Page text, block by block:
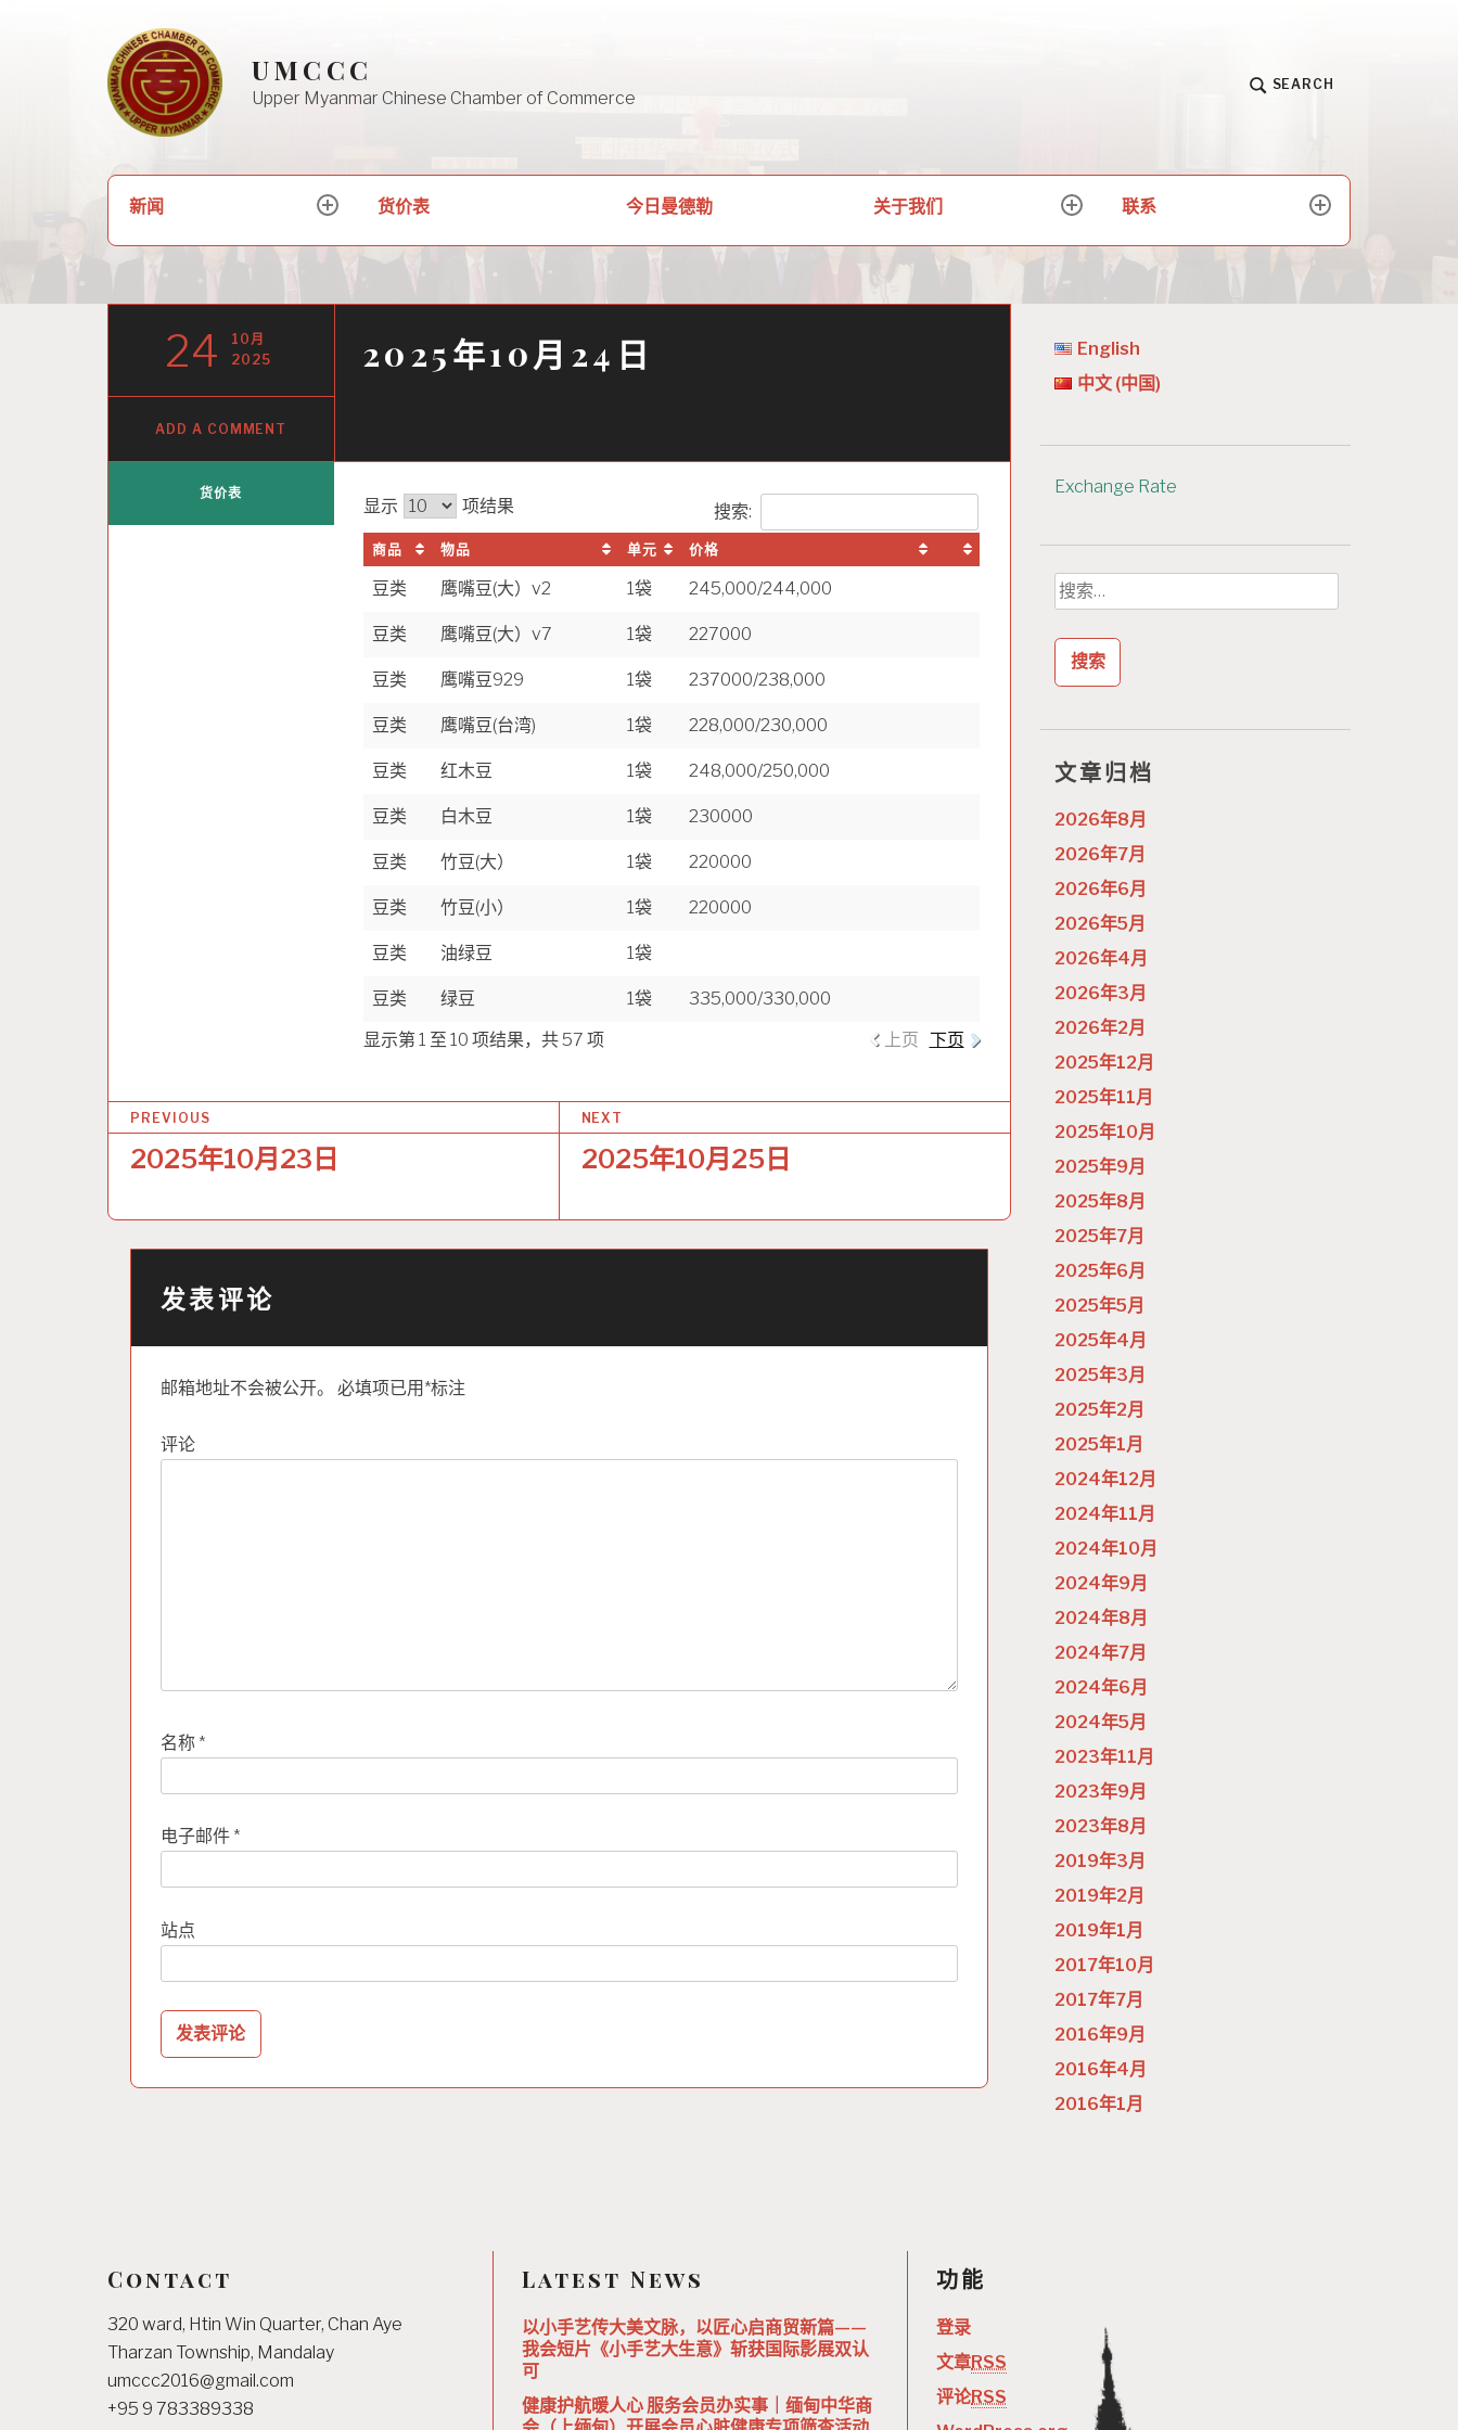
UMCCC
Upper Myanmar Chinese Chamber of Commerce
SEARCH
新闻
expand
menu
货价表 今日曼德勒 关于我们
expand
menu
联系
expand
menu
2025年10月24日
24
10月
2025
ADD A COMMENT
显示 项结果 搜索:
商品 物品 单元 价格
豆类 鹰嘴豆(大）v2 1袋 245,000/244,000
豆类 鹰嘴豆(大）v7 1袋 227000
豆类 鹰嘴豆929 1袋 237000/238,000
豆类 鹰嘴豆(台湾) 1袋 228,000/230,000
豆类 红木豆 1袋 248,000/250,000
豆类 白木豆 1袋 230000
豆类 竹豆(大） 1袋 220000
豆类 竹豆(小） 1袋 220000
豆类 油绿豆 1袋
豆类 绿豆 1袋
335,000/330,000
显示第 1 至 10 项结果，共 57 项
上页 下页
货价表
文
章
航
PREVIOUS
2025年10月23日
NEXT
2025年10月25日
发表评论
邮箱地址不会被公开。 必填项已用 *标注
评论
名称 *
电子邮件 *
站点
English
中文 (中国)
Exchange Rate
搜
索：
文章归档
2026年8月
2026年7月
2026年6月
2026年5月
2026年4月
2026年3月
2026年2月
2025年12月
2025年11月
2025年10月
2025年9月
2025年8月
2025年7月
2025年6月
2025年5月
2025年4月
2025年3月
2025年2月
2025年1月
2024年12月
2024年11月
2024年10月
2024年9月
2024年8月
2024年7月
2024年6月
2024年5月
2023年11月
2023年9月
2023年8月
2019年3月
2019年2月
2019年1月
2017年10月
2017年7月
2016年9月
2016年4月
2016年1月
Contact
320 ward, Htin Win Quarter, Chan Aye
Tharzan Township, Mandalay
umccc2016@gmail.com
+95 9 783389338
Latest News
以小手艺传大美文脉，以匠心启商贸新篇——
我会短片《小手艺大生意》斩获国际影展双认
可
健康护航暖人心 服务会员办实事｜缅甸中华商
功能
登录
文章RSS
评论RSS